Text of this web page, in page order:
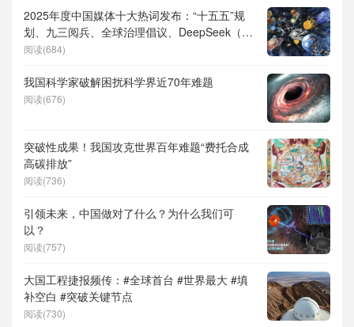
2025年度中国媒体十大热词发布：“十五五”规
划、九三阅兵、全球治理倡议、DeepSeek（深
度求索）、人形机器人、苏超、票根经济、育
阅读(684)
我国科学家破解困扰科学界近70年难题
阅读(676)
突破性成果！我国攻克世界百年难题“费托合成
高碳排放”
阅读(736)
引领未来，中国做对了什么？为什么我们可
以？
阅读(757)
大国工程捷报频传：#全球首台 #世界最大 #填
补空白 #突破关键节点
阅读(730)